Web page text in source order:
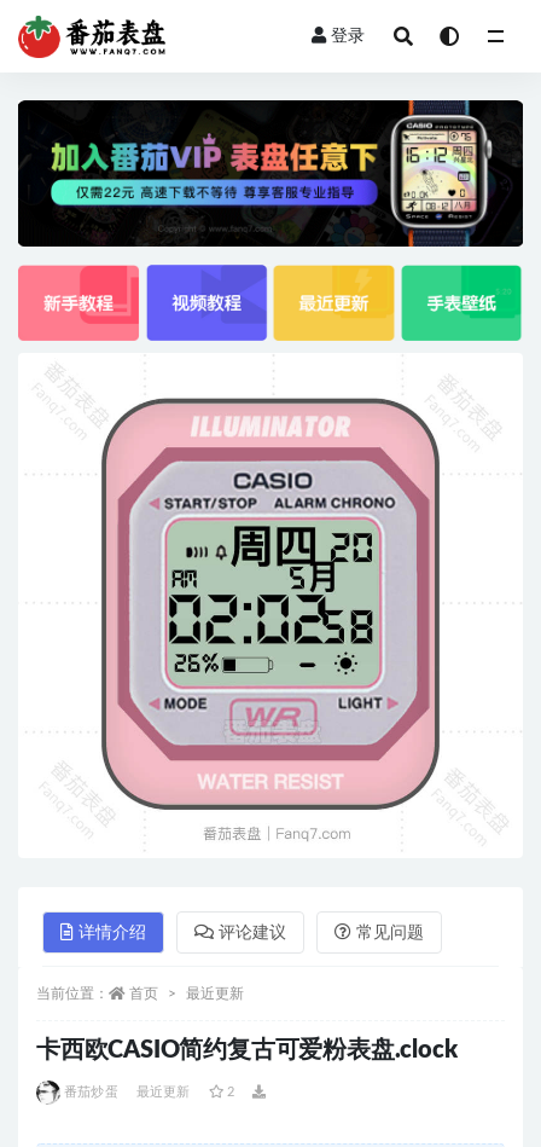
登录
详情介绍 评论建议 常见问题
当前位置： 首页 最近更新
卡西欧CASIO简约复古可爱粉表盘.clock
番茄炒蛋 最近更新 2